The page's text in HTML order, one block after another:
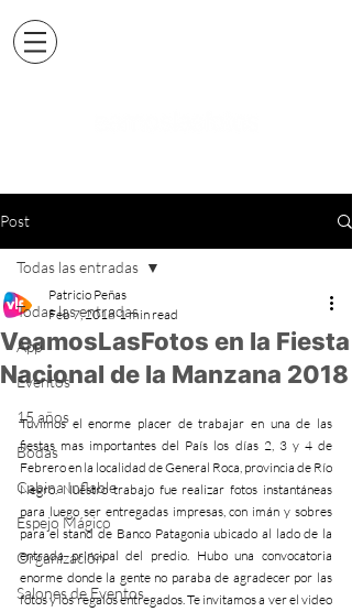
Post
Todas las entradas
App
Eventos
15 años
Bodas
Cabina Inflable
Espejo Mágico
Organización
Salones de Eventos
Todas las entradas
VeamosLasFotos en la Fiesta
Nacional de la Manzana 2018
Patricio Peñas
Feb 7, 2018 1 min read
Tuvimos el enorme placer de trabajar en una de las
fiestas mas importantes del País los días 2, 3 y 4 de
Febrero en la localidad de General Roca, provincia de Río
Negro. Nuestro trabajo fue realizar fotos instantáneas
para luego ser entregadas impresas, con imán y sobres
para el stand de Banco Patagonia ubicado al lado de la
entrada principal del predio. Hubo una convocatoria
enorme donde la gente no paraba de agradecer por las
fotos y los regalos entregados. Te invitamos a ver el video